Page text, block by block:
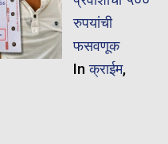
रुपयांची
फसवणूक
Inक्राईम,